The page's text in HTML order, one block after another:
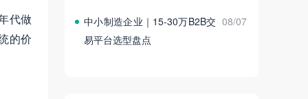
代做
的价
中小制造企业｜15‑30万B2B交
易平台选型盘点
08/07